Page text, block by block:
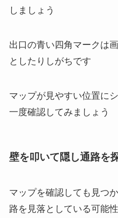
しましょう
出口の青い四角マークは
としたりしがちです
マップが見やすい位置に
一度確認してみましょう
壁を叩いて隠し通路を
マップを確認しても見つ
路を見落としている可能